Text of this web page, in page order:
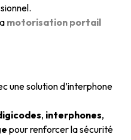
motorisation portail
une solution d’interphone
, interphones,
pour renforcer la sécurité